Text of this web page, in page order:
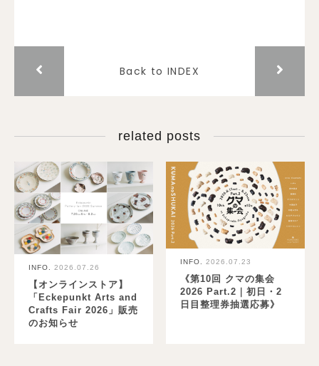
Back to INDEX
related posts
INFO. 2026.07.26
【オンラインストア】
「Eckepunkt Arts and
Crafts Fair 2026」販売
のお知らせ
INFO. 2026.07.23
《第10回 クマの集会
2026 Part.2｜初日・2
日目整理券抽選応募》